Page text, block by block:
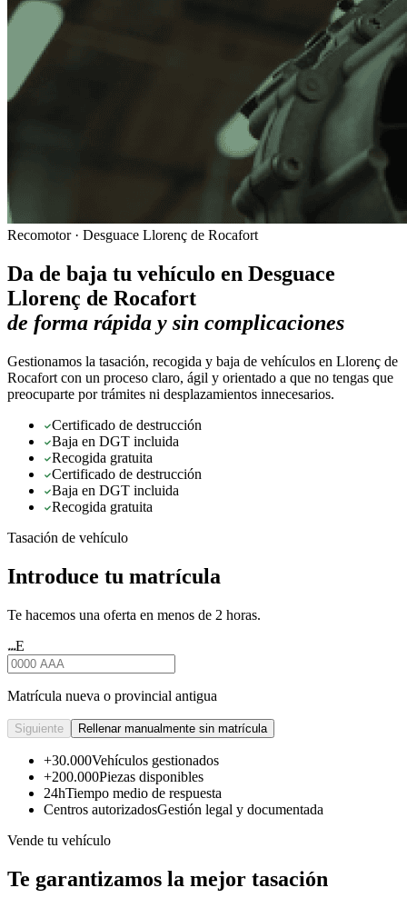
Recomotor · Desguace Llorenç de Rocafort
Da de baja tu vehículo en Desguace
Llorenç de Rocafort
de forma rápida y sin complicaciones
Gestionamos la tasación, recogida y baja de vehículos en Llorenç de
Rocafort con un proceso claro, ágil y orientado a que no tengas que
preocuparte por trámites ni desplazamientos innecesarios.
Certificado de destrucción
Baja en DGT incluida
Recogida gratuita
Certificado de destrucción
Baja en DGT incluida
Recogida gratuita
Tasación de vehículo
Introduce tu matrícula
Te hacemos una oferta en menos de 2 horas.
★★★E
Matrícula nueva o provincial antigua
Siguiente Rellenar manualmente sin matrícula
+30.000Vehículos gestionados
+200.000Piezas disponibles
24hTiempo medio de respuesta
Centros autorizadosGestión legal y documentada
Vende tu vehículo
Te garantizamos la mejor tasación